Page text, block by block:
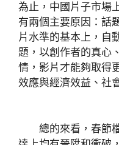
為止，中國片子市場
有兩個主要原因：話
片水準的基本上，自
題，以創作者的真心
情，影片才能夠取得
效應與經濟效益、社
總的來看，春節檔